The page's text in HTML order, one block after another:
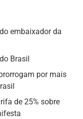
embaixador da
Brasil
por mais
de 25% sobre